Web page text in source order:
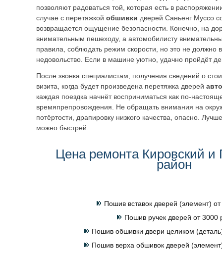
позволяют радоваться той, которая есть в
случае с перетяжкой обшивки дверей Саньенг Муссо
возвращается ощущение безопасности. Конечно, на
внимательным пешеходу, а автомобилисту
правила, соблюдать режим скорости, но это не должно
недовольство. Если в машине уютно, удачно пройдёт
После звонка специалистам, получения сведений о
визита, когда будет произведена перетяжка дверей
каждая поездка начнёт восприниматься как по-
времяпрепровождения. Не обращать внимания на
потёртости, драпировку низкого качества, опасно.
можно быстрей.
Цена ремонта Кировский и
район
Пошив вставок дверей (элемент)
Пошив ручек дверей от 3000
Пошив обшивки двери целиком
Пошив верха обшивок дверей